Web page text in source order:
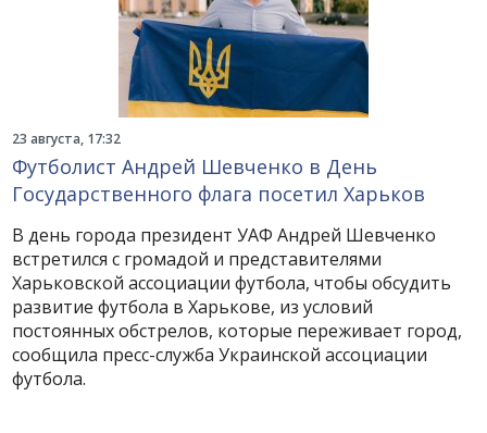
23 августа, 17:32
Футболист Андрей Шевченко в День
Государственного флага посетил Харьков
В день города президент УАФ Андрей Шевченко
встретился с громадой и представителями
Харьковской ассоциации футбола, чтобы обсудить
развитие футбола в Харькове, из условий
постоянных обстрелов, которые переживает город,
сообщила пресс-служба Украинской ассоциации
футбола.